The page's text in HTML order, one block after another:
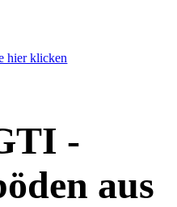
hier klicken
-
aus